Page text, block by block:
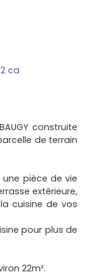
ca
construite
de terrain
pièce de vie
extérieure,
cuisine de vos
pour plus de
22m².